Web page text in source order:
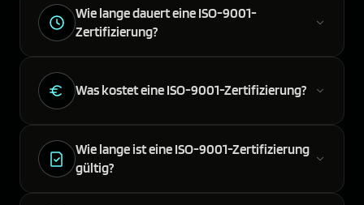
Wie lange dauert eine ISO-9001-
Zertifizierung?
Was kostet eine ISO-9001-Zertifizierung?
Wie lange ist eine ISO-9001-Zertifizierung
gültig?